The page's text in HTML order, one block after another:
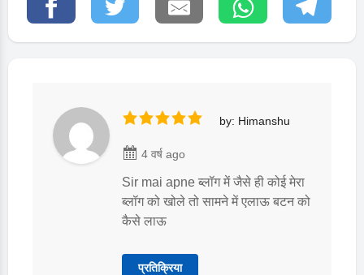
by: Himanshu
4 वर्ष ago
Sir mai apne ब्लॉग में जैसे ही कोई मेरा
ब्लॉग को खोले तो सामने में एलाऊ बटन को
कैसे लाऊ
प्रतिक्रिया